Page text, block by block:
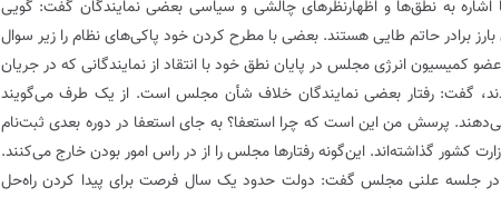
اشاره به نطق‌ها و اظهارنظرهای چالشی و سیاسی بعضی نمایندگان گفت: گویی
برادر حاتم طایی هستند. بعضی با مطرح کردن خود پاکی‌های نظام را زیر سوال
کمیسیون انرژی مجلس در پایان نطق خود با انتقاد از نمایندگانی که در جریان
گفت: رفتار بعضی نمایندگان خلاف شأن مجلس است. از یک طرف می‌گویند
پرسش من این است که چرا استعفا؟ به جای استعفا در دوره بعدی ثبت‌نام
کشور گذاشته‌اند. این‌گونه رفتارها مجلس را از در راس امور بودن خارج می‌کنند.
جلسه علنی مجلس گفت: دولت حدود یک سال فرصت برای پیدا کردن راه‌حل